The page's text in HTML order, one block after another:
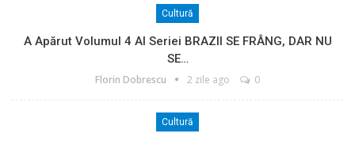
Cultură
A Apărut Volumul 4 Al Seriei BRAZII SE FRÂNG, DAR NU
SE…
Florin Dobrescu 2 zile ago 0
Cultură